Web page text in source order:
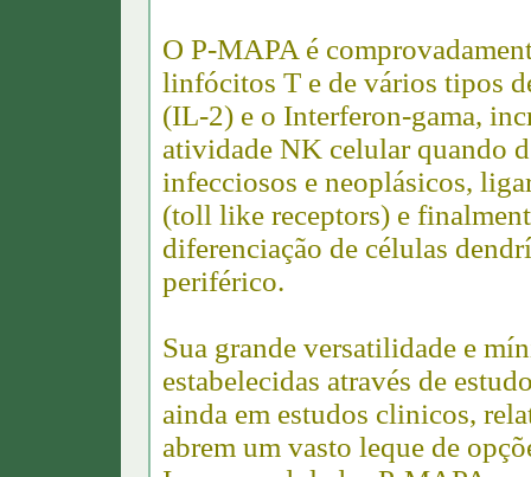
O P-MAPA é
linfócitos T e de vários tipos
(IL-2) e o Interferon-gama,
atividade NK celular quando
infecciosos e neoplásicos,
(toll like receptors) e
diferenciação de células
periférico.
Sua grande versatilidade e
estabelecidas através de
ainda em estudos clinicos,
abrem um vasto leque de